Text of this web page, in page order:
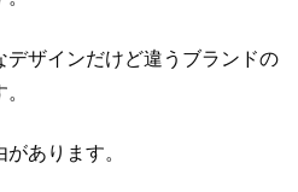
デザインだけど違うブランドの
あります。